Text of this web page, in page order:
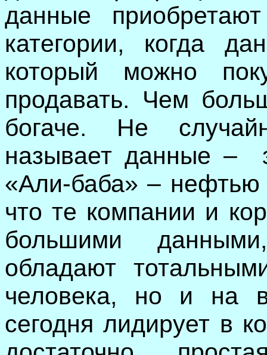
данные
категории, когда
который можно
продавать. Чем
богаче. Не
называет данные –
«Али-баба» –
что те компании и
большими
обладают
человека, но и на
сегодня лидирует в